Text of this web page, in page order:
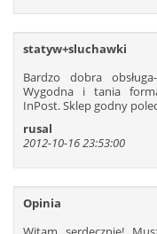
statyw+sluchawki
Bardzo dobra
Wygodna i tania
InPost. Sklep godny
rusal
2012-10-16 23:53:00
Opinia